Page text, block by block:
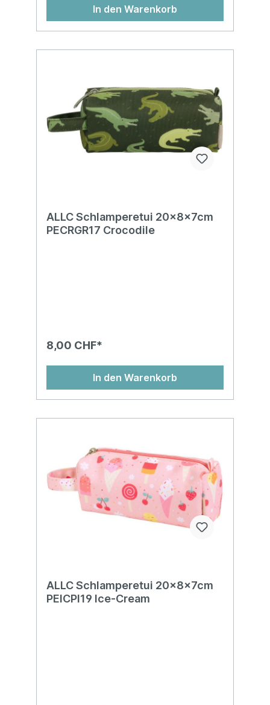
In den Warenkorb
ALLC Schlamperetui 20x8x7cm
PECRGR17 Crocodile
8,00 CHF*
In den Warenkorb
ALLC Schlamperetui 20x8x7cm
PEICPI19 Ice-Cream